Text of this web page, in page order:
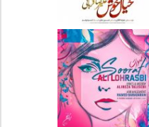
دانلود آهنگ جدید علیرضا
قربانی بنام خیال خوش